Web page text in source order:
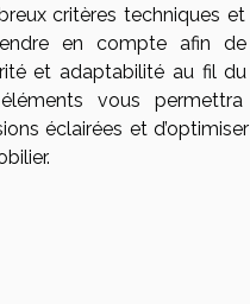
critères techniques
en compte afin de
et adaptabilité au fil
vous
éclairées et